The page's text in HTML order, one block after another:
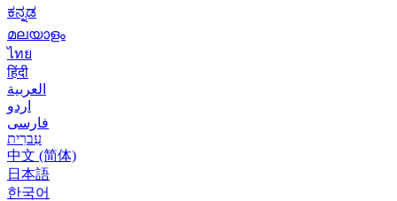
ಕನ್ನಡ
മലയാളം
ไทย
हिंदी
العربية
اردو
فارسی
עִברִית
中文 (简体)
日本語
한국어